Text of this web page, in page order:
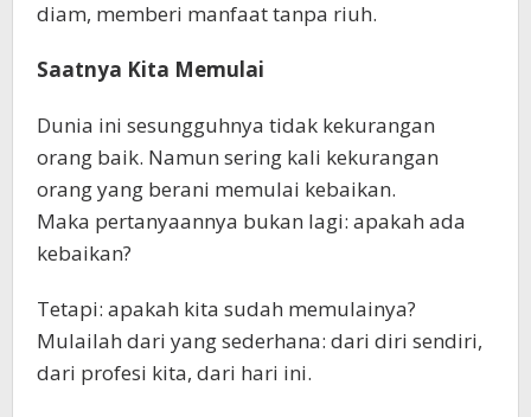
diam, memberi manfaat tanpa riuh.
Saatnya Kita Memulai
Dunia ini sesungguhnya tidak kekurangan
orang baik. Namun sering kali kekurangan
orang yang berani memulai kebaikan.
Maka pertanyaannya bukan lagi: apakah ada
kebaikan?
Tetapi: apakah kita sudah memulainya?
Mulailah dari yang sederhana: dari diri sendiri,
dari profesi kita, dari hari ini.